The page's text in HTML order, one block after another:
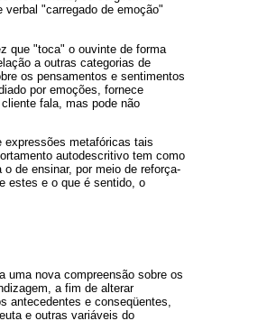
"carregado de emoção"
que "toca" o ouvinte de forma
a outras categorias de
os pensamentos e sentimentos
por emoções, fornece
fala, mas pode não
expressões metafóricas tais
autodescritivo tem como
de ensinar, por meio de reforça-
estes e o que é sentido, o
uma nova compreensão sobre os
a fim de alterar
antecedentes e conseqüentes,
e outras variáveis do